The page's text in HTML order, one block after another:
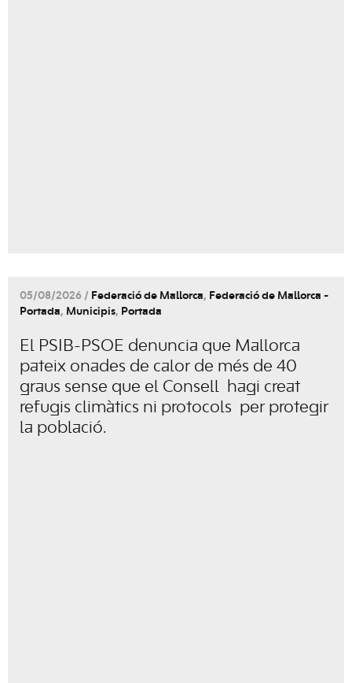
05/08/2026 / Federació de Mallorca, Federació de Mallorca -
Portada, Municipis, Portada
El PSIB-PSOE denuncia que Mallorca
pateix onades de calor de més de 40
graus sense que el Consell hagi creat
refugis climàtics ni protocols per protegir
la població.